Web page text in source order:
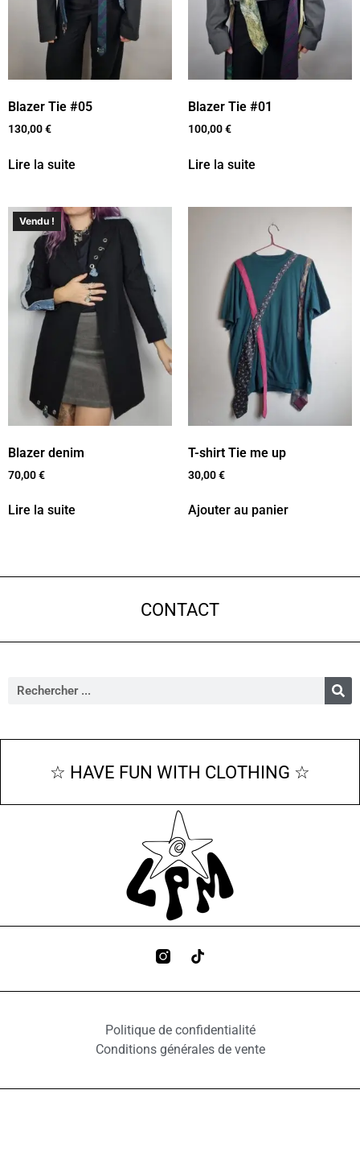
Blazer Tie #05
130,00€
Lire la suite
Blazer Tie #01
100,00€
Lire la suite
Vendu !
Blazer denim
70,00€
Lire la suite
T-shirt Tie me up
30,00€
Ajouter au panier
CONTACT
☆ HAVE FUN WITH CLOTHING ☆
Politique de confidentialité
Conditions générales de vente